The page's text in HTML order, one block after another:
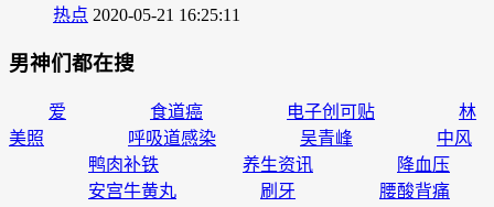
热点 2020-05-21 16:25:11
男神们都在搜
爱 食道癌 电子创可贴
林
美照
呼吸道感染 吴青峰
中风
鸭肉补铁
养生资讯
降血压
安宫牛黄丸
刷牙
腰酸背痛